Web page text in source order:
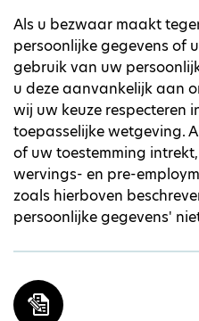
Als u bezwaar maakt
persoonlijke gegevens of
gebruik van uw
u deze aanvankelijk aan
wij uw keuze respecteren
toepasselijke wetgeving.
of uw toestemming
wervings- en pre-
zoals hierboven
persoonlijke gegevens'